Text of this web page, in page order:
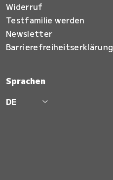
Widerruf
Testfamilie werden
Newsletter
Barrierefreiheitserklärung
Sprachen
DE